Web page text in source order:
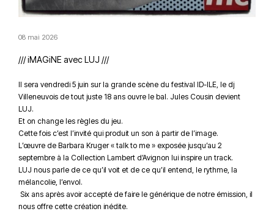
08 mai 2026
/// iMAGiNE avec LUJ ///
Il sera vendredi 5 juin sur la grande scène du festival ID-ILE, le dj
Villeneuvois de tout juste 18 ans ouvre le bal. Jules Cousin devient
LUJ.
Et on change les règles du jeu.
Cette fois c’est l’invité qui produit un son à partir de l’image.
L’œuvre de Barbara Kruger « talk to me » exposée jusqu’au 2
septembre à la Collection Lambert d’Avignon lui inspire un track.
LUJ nous parle de ce qu’il voit et de ce qu’il entend, le rythme, la
mélancolie, l’envol.
Six ans après avoir accepté de faire le générique de notre émission, il
nous offre cette création inédite.